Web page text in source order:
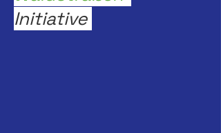
Initiative